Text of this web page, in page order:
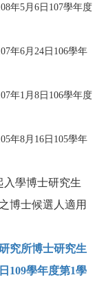
年5月6日107學年度
年6月24日106學年
年1月8日106學年度
年8月16日105學年
入學博士研究生
博士候選人適用
究所博士研究生
109學年度第1學